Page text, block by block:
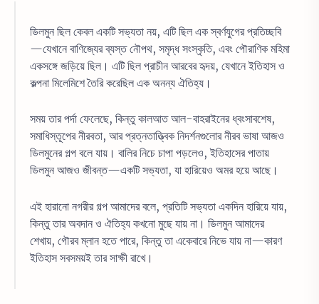
ডিলমুন ছিল কেবল একটি সভ্যতা নয়, এটি ছিল এক স্বর্ণযুগের প্রতিচ্ছবি
—যেখানে বাণিজ্যের ব্যস্ত নৌপথ, সমৃদ্ধ সংস্কৃতি, এবং পৌরাণিক মহিমা
একসঙ্গে জড়িয়ে ছিল। এটি ছিল প্রাচীন আরবের হৃদয়, যেখানে ইতিহাস ও
কল্পনা মিলেমিশে তৈরি করেছিল এক অনন্য ঐতিহ্য।
সময় তার পর্দা ফেলেছে, কিন্তু কালআত আল-বাহরাইনের ধ্বংসাবশেষ,
সমাধিস্তূপের নীরবতা, আর প্রত্নতাত্ত্বিক নিদর্শনগুলোর নীরব ভাষা আজও
ডিলমুনের গল্প বলে যায়। বালির নিচে চাপা পড়লেও, ইতিহাসের পাতায়
ডিলমুন আজও জীবন্ত—একটি সভ্যতা, যা হারিয়েও অমর হয়ে আছে।
এই হারানো নগরীর গল্প আমাদের বলে, প্রতিটি সভ্যতা একদিন হারিয়ে যায়,
কিন্তু তার অবদান ও ঐতিহ্য কখনো মুছে যায় না। ডিলমুন আমাদের
শেখায়, গৌরব ম্লান হতে পারে, কিন্তু তা একেবারে নিভে যায় না—কারণ
ইতিহাস সবসময়ই তার সাক্ষী রাখে।